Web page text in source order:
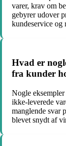
varer, krav om
gebyrer udover
kundeservice og
Hvad er
fra kunder
Nogle
ikke-leverede
manglende svar
blevet snydt af